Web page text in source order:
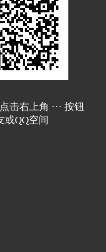
击右上角 ··· 按钮
或QQ空间